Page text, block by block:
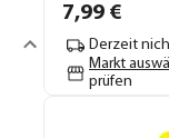
7,99 €
Derzeit
Markt
prüfen